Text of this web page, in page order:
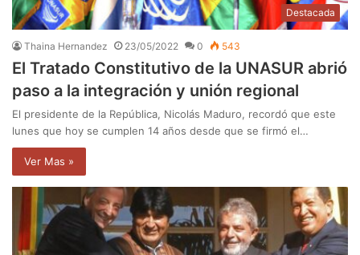
Destacada
Thaina Hernandez 23/05/2022 0 543
El Tratado Constitutivo de la UNASUR abrió
paso a la integración y unión regional
El presidente de la República, Nicolás Maduro, recordó que este
lunes que hoy se cumplen 14 años desde que se firmó el…
Ver Mas »